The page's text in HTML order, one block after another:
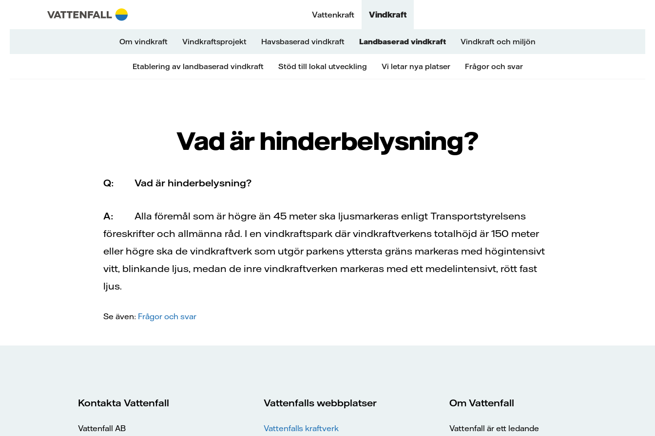
Skip to content
Gå till huvudnavigeringen
Gå till sidfoten Vattenkraft Vindkraft
Om vindkraft Vindkraftsprojekt Havsbaserad vindkraft Landbaserad vindkraft Vindkraft och miljön
Etablering av landbaserad vindkraft Stöd till lokal utveckling Vi letar nya platser Frågor och svar
Vad är hinderbelysning?
Q: Vad är hinderbelysning?
A:
Alla föremål som är högre än 45 meter ska ljusmarkeras enligt Transportstyrelsens
föreskrifter och allmänna råd. I en vindkraftspark där vindkraftverkens totalhöjd är 150 meter
eller högre ska de vindkraftverk som utgör parkens yttersta gräns markeras med högintensivt
vitt, blinkande ljus, medan de inre vindkraftverken markeras med ett medelintensivt, rött fast
ljus.
Se även: Frågor och svar
Gå till huvudnavigeringen
Kontakta Vattenfall
Vattenfall AB
Vattenfalls webbplatser
Vattenfalls kraftverk
Om Vattenfall
Vattenfall är ett ledande